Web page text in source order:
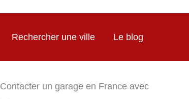
Rechercher une ville Le blog
Contacter un garage en France avec